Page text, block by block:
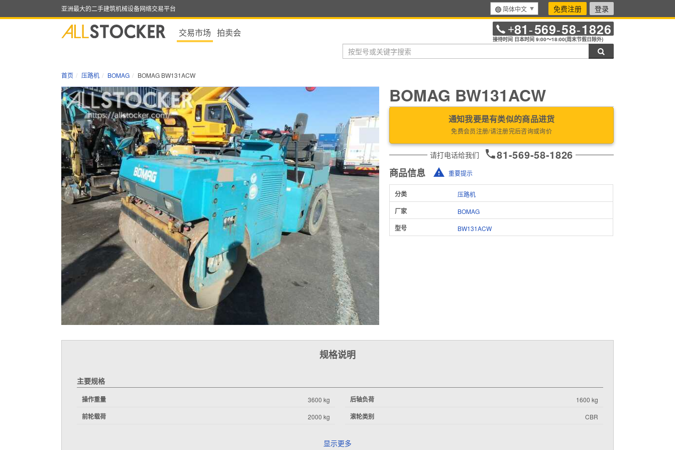
亚洲最大的二手建筑机械设备网络交易平台 简体中文 免费注册 登录
交易市场 拍卖会 +81-569-58-1826
接待时间 日本时间 9:00～18:00(周末节假日除外)
首页 压路机 BOMAG BOMAG BW131ACW
BOMAG BW131ACW
通知我要是有类似的商品进货
免费会员注册/请注册完后咨询或询价
请打电话给我们 81-569-58-1826
商品信息 重要提示
分类 压路机
厂家 BOMAG
型号 BW131ACW
规格说明
主要规格
操作重量 3600 kg
前轮载荷 2000 kg
后轴负荷 1600 kg
滚轮类别 CBR
显示更多